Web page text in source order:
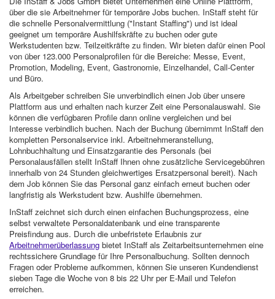
über die sie Arbeitnehmer für temporäre Jobs buchen. InStaff steht für
die schnelle Personalvermittlung ("Instant Staffing") und ist ideal
geeignet um temporäre Aushilfskräfte zu buchen oder gute
Werkstudenten bzw. Teilzeitkräfte zu finden. Wir bieten dafür einen Pool
von über 123.000 Personalprofilen für die Bereiche: Messe, Event,
Promotion, Modeling, Event, Gastronomie, Einzelhandel, Call-Center
und Büro.
Als Arbeitgeber schreiben Sie unverbindlich einen Job über unsere
Plattform aus und erhalten nach kurzer Zeit eine Personalauswahl. Sie
können die verfügbaren Profile dann online vergleichen und bei
Interesse verbindlich buchen. Nach der Buchung übernimmt InStaff den
kompletten Personalservice inkl. Arbeitnehmeranstellung,
Lohnbuchhaltung und Einsatzgarantie des Personals (bei
Personalausfällen stellt InStaff Ihnen ohne zusätzliche Servicegebühren
innerhalb von 24 Stunden gleichwertiges Ersatzpersonal bereit). Nach
dem Job können Sie das Personal ganz einfach erneut buchen oder
langfristig als Werkstudent bzw. Aushilfe übernehmen.
InStaff zeichnet sich durch einen einfachen Buchungsprozess, eine
selbst verwaltete Personaldatenbank und eine transparente
Preisfindung aus. Durch die unbefristete Erlaubnis zur
Arbeitnehmerüberlassung bietet InStaff als Zeitarbeitsunternehmen eine
rechtssichere Grundlage für Ihre Personalbuchung. Sollten dennoch
Fragen oder Probleme aufkommen, können Sie unseren Kundendienst
sieben Tage die Woche von 8 bis 22 Uhr per E-Mail und Telefon
erreichen.